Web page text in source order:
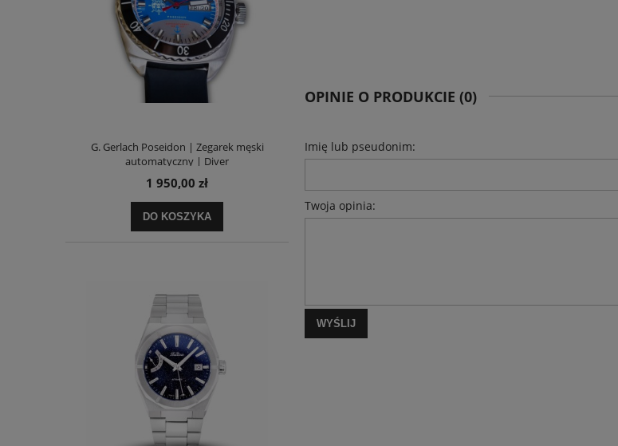
G. Gerlach Poseidon | Zegarek męski
automatyczny | Diver
1 950,00 zł
DO KOSZYKA
OPINIE O PRODUKCIE (0)
Imię lub pseudonim:
Twoja opinia:
WYŚLIJ